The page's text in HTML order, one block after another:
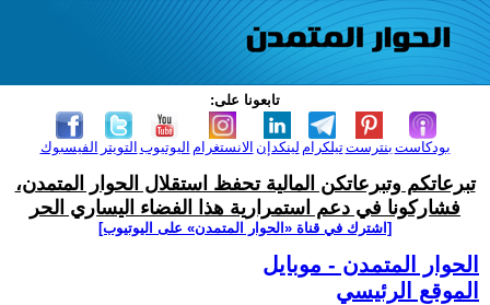
تابعونا على:
الفيسبوك التويتر اليوتيوب الانستغرام لينكدإن تيلكرامبنترست بودكاست
تبرعاتكم وتبرعاتكن المالية تحفظ استقلال الحوار المتمدن،
فشاركونا في دعم استمرارية هذا الفضاء اليساري الحر
[اشترك في قناة ‫«الحوار المتمدن» على اليوتيوب]
الحوار المتمدن - موبايل
الموقع الرئيسي